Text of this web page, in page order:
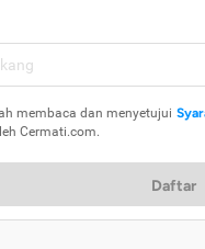
membaca dan menyetujui
Cermati.com.
Daftar